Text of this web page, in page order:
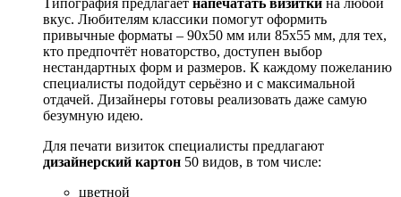
вкус. Любителям классики помогут оформить
привычные форматы – 90х50 мм или 85х55 мм, для тех,
кто предпочтёт новаторство, доступен выбор
нестандартных форм и размеров. К каждому пожеланию
специалисты подойдут серьёзно и с максимальной
отдачей. Дизайнеры готовы реализовать даже самую
безумную идею.
Для печати визиток специалисты предлагают
дизайнерский картон 50 видов, в том числе:
цветной